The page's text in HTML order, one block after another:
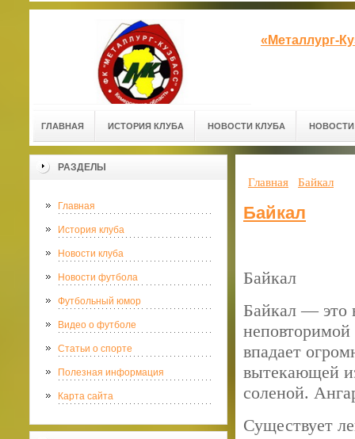
«Металлург-
ГЛАВНАЯ ИСТОРИЯ КЛУБА НОВОСТИ КЛУБА
РАЗДЕЛЫ
Главная
История клуба
Новости клуба
Новости футбола
Футбольный юмор
Видео о футболе
Статьи о спорте
Полезная информация
Карта сайта
Главная Байкал
Байкал
Байкал
Байкал — это
впадает
вытекающей
соленой.
Существует